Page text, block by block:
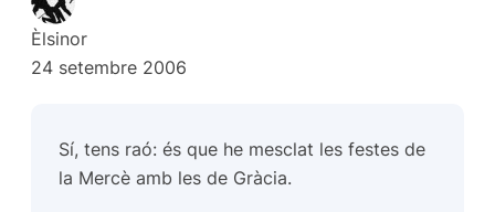
Èlsinor
24 setembre 2006
Sí, tens raó: és que he mesclat les festes de
la Mercè amb les de Gràcia.